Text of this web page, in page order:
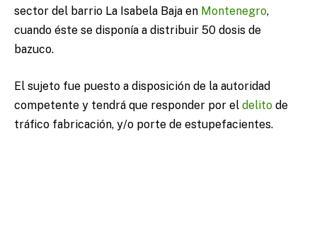
sector del barrio La Isabela Baja en Montenegro,
cuando éste se disponía a distribuir 50 dosis de
bazuco.
El sujeto fue puesto a disposición de la autoridad
competente y tendrá que responder por el delito de
tráfico fabricación, y/o porte de estupefacientes.